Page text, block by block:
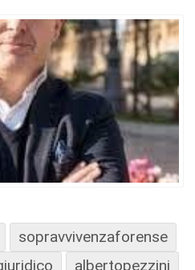
sopravvivenzaforense
albertopezzini